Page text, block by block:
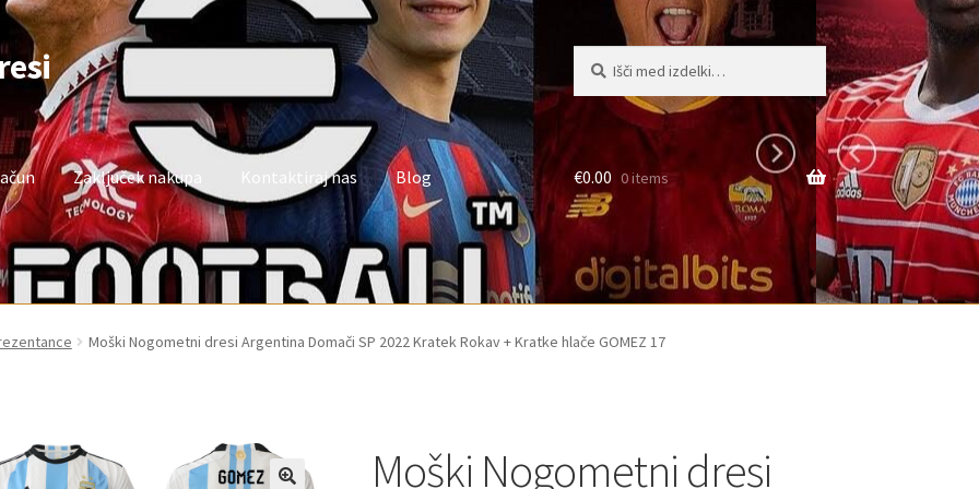
Zaključek nakupa Kontaktiraj nas Blog
račun Trgovina Zaključek nakupa
€0.00 0 items
Moški Nogometni dresi Argentina Domači SP 2022 Kratek Rokav + Kratke hlače GOMEZ 17
Moški Nogometni dresi